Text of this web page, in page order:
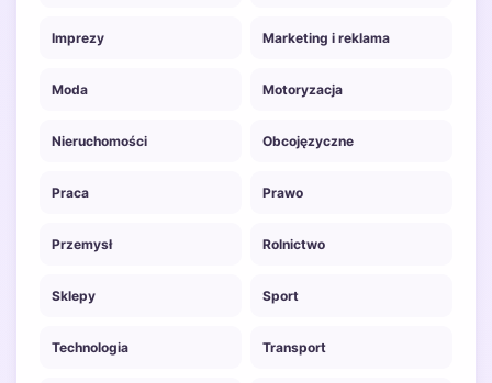
Imprezy Marketing i reklama
Moda Motoryzacja
Nieruchomości Obcojęzyczne
Praca Prawo
Przemysł Rolnictwo
Sklepy Sport
Technologia Transport